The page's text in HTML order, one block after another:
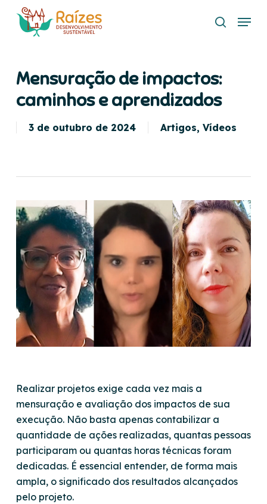
search
Menu
Mensuração de impactos:
caminhos e aprendizados
3 de outubro de 2024 Artigos, Vídeos
Realizar projetos exige cada vez mais a
mensuração e avaliação dos impactos de sua
execução. Não basta apenas contabilizar a
quantidade de ações realizadas, quantas pessoas
participaram ou quantas horas técnicas foram
dedicadas. É essencial entender, de forma mais
ampla, o significado dos resultados alcançados
pelo projeto.